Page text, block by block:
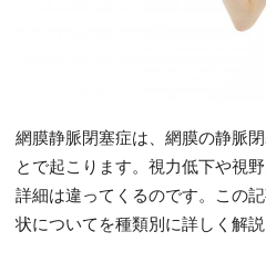
網膜静脈閉塞症は、網膜の静脈
とで起こります。視力低下や視
詳細は違ってくるのです。この
状についてを種類別に詳しく解説